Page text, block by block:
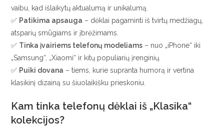
vaibu, kad išlaikytų aktualumą ir unikalumą.
✅ Patikima apsauga – dėklai pagaminti iš tvirtų medžiagų,
atsparių smūgiams ir įbrėžimams.
✅ Tinka įvairiems telefonų modeliams – nuo „iPhone“ iki
„Samsung“, „Xiaomi“ ir kitų populiarių įrenginių.
✅ Puiki dovana – tiems, kurie supranta humorą ir vertina
klasikinį dizainą su šiuolaikišku prieskoniu.
Kam tinka telefonų dėklai iš „Klasika“
kolekcijos?